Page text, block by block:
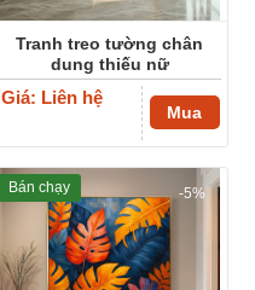
Tranh treo tường chân
dung thiếu nữ
Giá: Liên hệ
Mua
-5%
Bán chạy